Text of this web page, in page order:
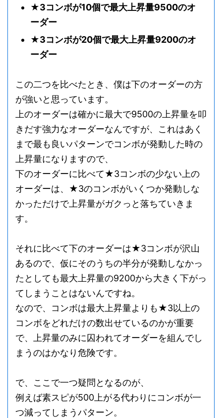
★3コンボが10個で最大上昇量9500のオ
ーダー
★3コンボが20個で最大上昇量9200のオ
ーダー
この二つを比べたとき、僕は下のオーダーの方
が強いと思っています。
上のオーダーは確かに最大で9500の上昇量を叩
きだす強力なオーダーなんですが、これはあく
まで最も良いパターンでコンボが発動した時の
上昇量になりますので、
下のオーダーに比べて★3コンボの少ない上の
オーダーは、★3のコンボがいくつか発動しな
かっただけで上昇量がガクっと落ちていきま
す。
それに比べて下のオーダーは★3コンボが沢山
あるので、仮にそのうちの半分が発動しなかっ
たとしても最大上昇量の9200から大きく下がっ
てしまうことはないんですね。
なので、コンボは最大上昇量よりも★3以上の
コンボをどれだけの数出せているのかが重要
で、上昇量のみに囚われてオーダーを組んでし
まうのはかなり危険です。
で、ここで一つ疑問となるのが、
例えば素スピが500上がる代わりにコンボが一
つ減ってしまうパターン。